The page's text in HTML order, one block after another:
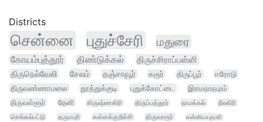
Districts
சென்னை புதுச்சேரி மதுரை
கோயம்புத்தூர் திண்டுக்கல் திருச்சிராப்பள்ளி
திருநெல்வேலி சேலம் தஞ்சாவூர் கரூர் திருப்பூர்
ஈரோடு
திருவண்ணாமலை
தூத்துக்குடி புதுக்கோட்டை
இராமநாதபுரம்
திருவள்ளூர்
தேனி கிருஷ்ணகிரி திருப்பத்தூர் நாமக்கல்
நீலகிரி
செங்கல்பட்டு
தருமபுரி கள்ளக்குறிச்சி திருவாரூர்
கன்னியாகுமரி